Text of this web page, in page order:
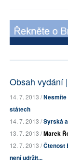
Obsah vydání
14. 7. 2013 /
státech
14. 7. 2013 /Syrská
13. 7. 2013 /Marek
12. 7. 2013 /Čtenost
není udržit...